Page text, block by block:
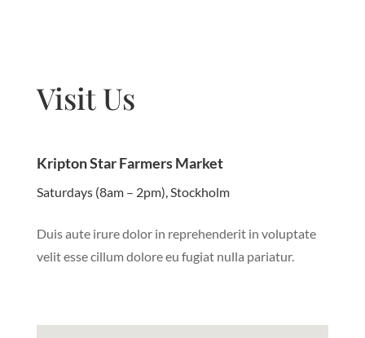
Visit Us
Kripton Star Farmers Market
Saturdays (8am – 2pm), Stockholm
Duis aute irure dolor in reprehenderit in voluptate
velit esse cillum dolore eu fugiat nulla pariatur.